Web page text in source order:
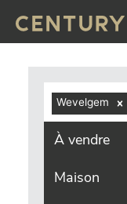
Wevelgem
À vendre
Maison